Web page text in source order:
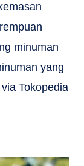
minuman
yang
Tokopedia